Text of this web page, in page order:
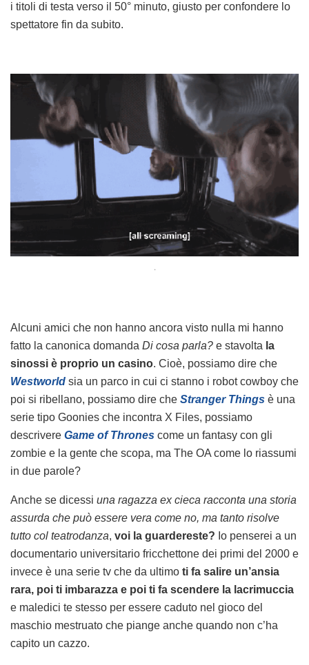
i titoli di testa verso il 50° minuto, giusto per confondere lo
spettatore fin da subito.
.
Alcuni amici che non hanno ancora visto nulla mi hanno
fatto la canonica domanda Di cosa parla? e stavolta la
sinossi è proprio un casino. Cioè, possiamo dire che
Westworld sia un parco in cui ci stanno i robot cowboy che
poi si ribellano, possiamo dire che Stranger Things è una
serie tipo Goonies che incontra X Files, possiamo
descrivere Game of Thrones come un fantasy con gli
zombie e la gente che scopa, ma The OA come lo riassumi
in due parole?
Anche se dicessi una ragazza ex cieca racconta una storia
assurda che può essere vera come no, ma tanto risolve
tutto col teatrodanza, voi la guardereste? Io penserei a un
documentario universitario fricchettone dei primi del 2000 e
invece è una serie tv che da ultimo ti fa salire un’ansia
rara, poi ti imbarazza e poi ti fa scendere la lacrimuccia
e maledici te stesso per essere caduto nel gioco del
maschio mestruato che piange anche quando non c’ha
capito un cazzo.